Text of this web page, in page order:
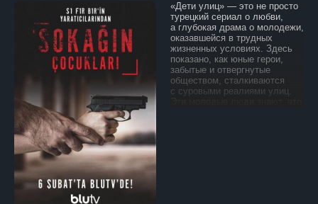
«Дети улиц» — это не просто
турецкий сериал о любви,
а глубокая драма о молодежи,
оказавшейся в трудных
жизненных условиях. Здесь
показано, как юные герои,
забытые и отвергнутые
обществом, сталкиваются
с суровыми реалиями улиц.